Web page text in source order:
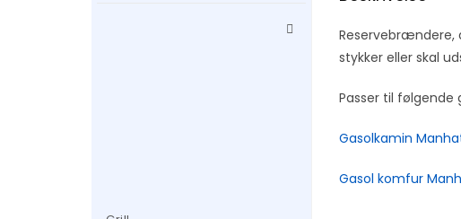
Reservebrændere,
stykker eller skal
Passer til følgende
Gasolkamin
Gasol komfur